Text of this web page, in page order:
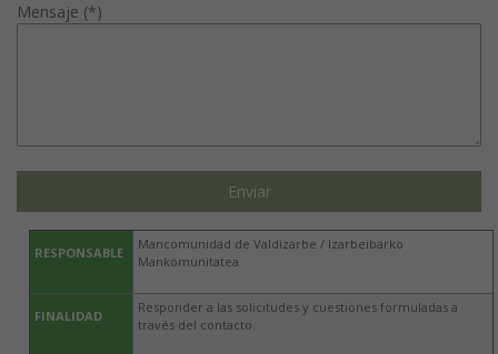
Mensaje (*)
RESPONSABLE
Mancomunidad de Valdizarbe / Izarbeibarko
Mankomunitatea
FINALIDAD
Responder a las solicitudes y cuestiones formuladas a
través del contacto.